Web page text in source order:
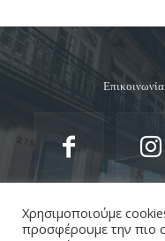
Επικοινωνία:
Χρησιμοποιούμε
προσφέρουμε την πιο